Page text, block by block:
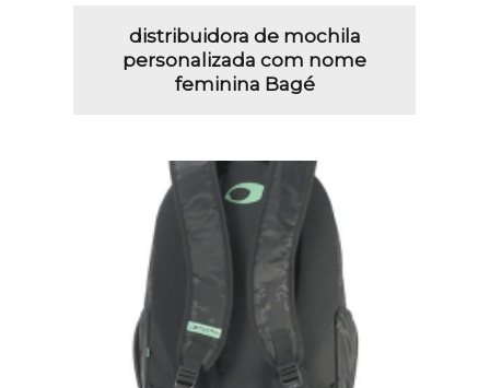
distribuidora de mochila
personalizada com nome
feminina Bagé